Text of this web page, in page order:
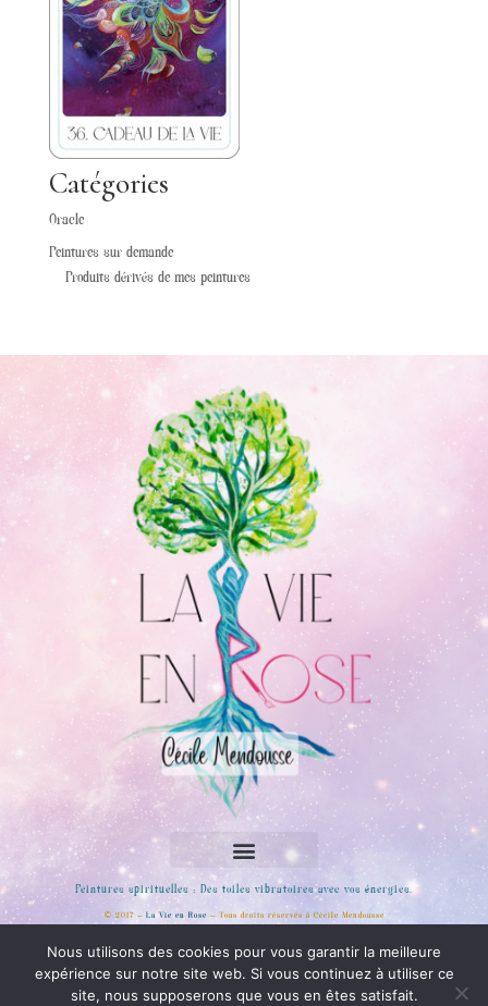
Catégories
Oracle
Peintures sur demande
Produits dérivés de mes peintures
Peintures spirituelles : Des toiles vibratoires avec vos énergies.
© 2017 – La Vie en Rose – Tous droits réservés à Cécile Mendousse
Rejoignez moi sur les réseaux sociaux
Nous utilisons des cookies pour vous garantir la meilleure
expérience sur notre site web. Si vous continuez à utiliser ce
site, nous supposerons que vous en êtes satisfait.